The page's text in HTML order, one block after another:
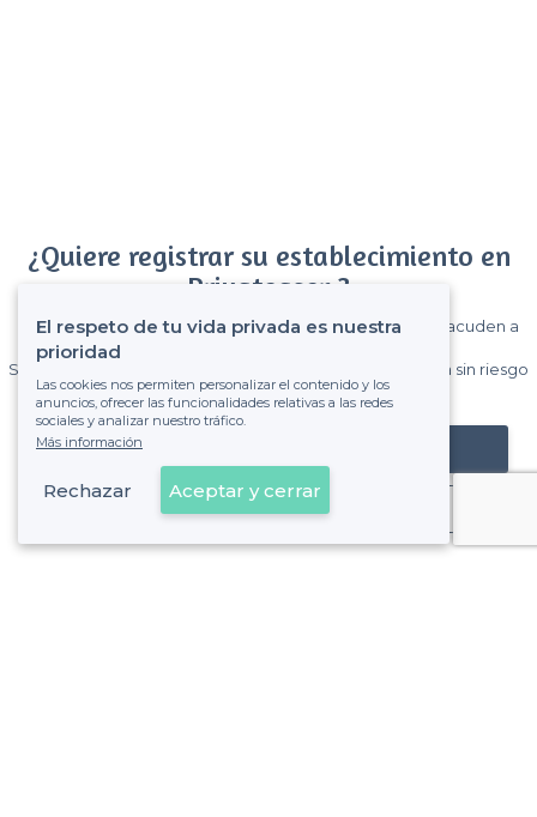
¿Quiere registrar su establecimiento en
Privateaser ?
Gane muchos clientes entre el millón de visitantes que acuden a
Sin comisiones y sin compromiso, pagas una cantidad fija sin riesgo
de ver la factura.
Registrar mi establecimiento
Ya es cliente
El respeto de tu vida privada es nuestra
prioridad
Las cookies nos permiten personalizar el contenido y los
anuncios, ofrecer las funcionalidades relativas a las redes
sociales y analizar nuestro tráfico.
Más información
Rechazar Aceptar y cerrar